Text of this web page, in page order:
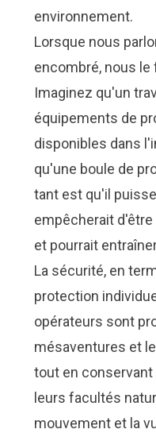
environnement.
Lorsque nous
encombré, nous
Imaginez qu'un
équipements de
disponibles dans
qu'une boule de
tant est qu'il
empêcherait
et pourrait
La sécurité, en
protection
opérateurs sont
mésaventures et
tout en
leurs facultés
mouvement et la